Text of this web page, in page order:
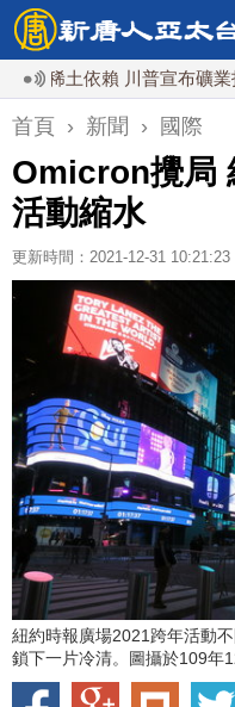
土依賴 川普宣布礦業投資20
首頁 › 新聞 › 國際
Omicron攪局
活動縮水
更新時間：2021-12-31 10:21:23
紐約時報廣場2021跨年活動
鎖下一片冷清。圖攝於109年